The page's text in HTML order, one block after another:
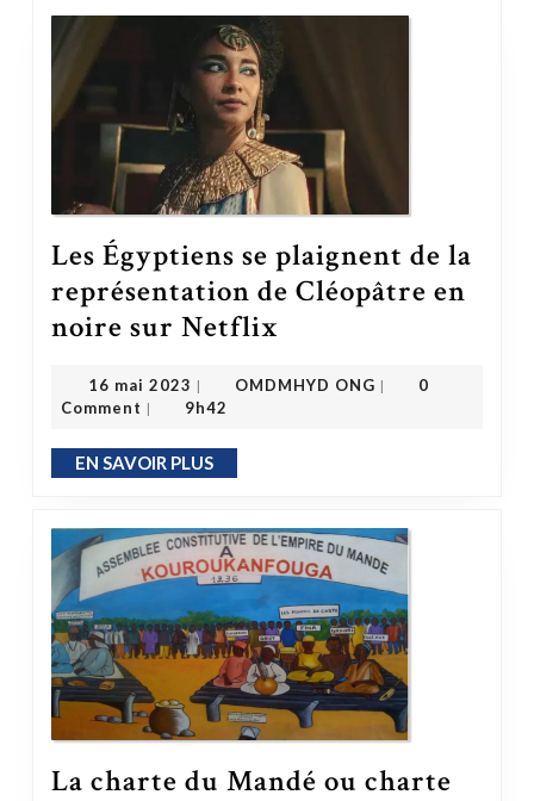
Les Égyptiens se plaignent de la
représentation de Cléopâtre en
noire sur Netflix
16 mai 2023 | OMDMHYD ONG |
0
Comment | 9h42
EN SAVOIR PLUSEN SAVOIR PLUS
La charte du Mandé ou charte